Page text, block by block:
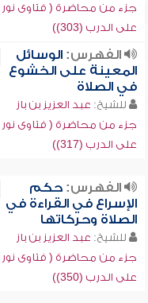
جزء من محاضرة ( فتاوى نور
على الدرب (303))
الفهرس:الوسائل
المعينة على الخشوع
في الصلاة
للشيخ: عبد العزيز بن باز
جزء من محاضرة ( فتاوى نور
على الدرب (317))
الفهرس:حكم
الإسراع في القراءة في
الصلاة وحركاتها
للشيخ: عبد العزيز بن باز
جزء من محاضرة ( فتاوى نور
على الدرب (350))